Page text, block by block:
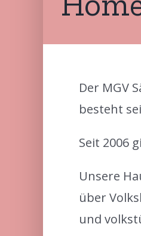
Der MGV
besteht
Seit 2006
Unsere
über
und